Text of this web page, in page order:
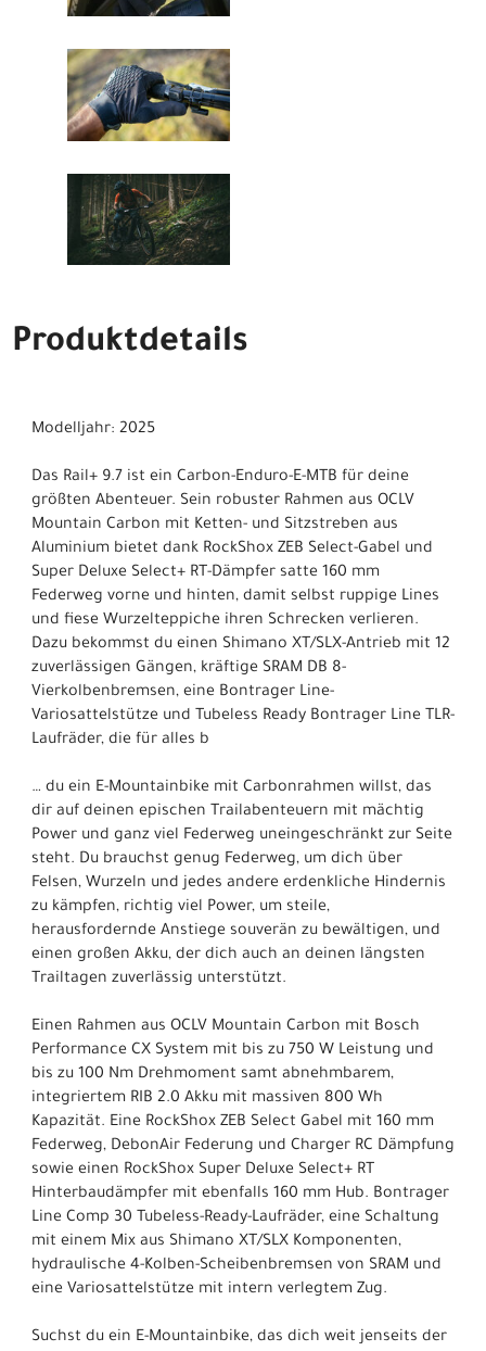
Produktdetails
Modelljahr: 2025
Das Rail+ 9.7 ist ein Carbon-Enduro-E-MTB für deine
größten Abenteuer. Sein robuster Rahmen aus OCLV
Mountain Carbon mit Ketten- und Sitzstreben aus
Aluminium bietet dank RockShox ZEB Select-Gabel und
Super Deluxe Select+ RT-Dämpfer satte 160 mm
Federweg vorne und hinten, damit selbst ruppige Lines
und fiese Wurzelteppiche ihren Schrecken verlieren.
Dazu bekommst du einen Shimano XT/SLX-Antrieb mit 12
zuverlässigen Gängen, kräftige SRAM DB 8-
Vierkolbenbremsen, eine Bontrager Line-
Variosattelstütze und Tubeless Ready Bontrager Line TLR-
Laufräder, die für alles b
… du ein E-Mountainbike mit Carbonrahmen willst, das
dir auf deinen epischen Trailabenteuern mit mächtig
Power und ganz viel Federweg uneingeschränkt zur Seite
steht. Du brauchst genug Federweg, um dich über
Felsen, Wurzeln und jedes andere erdenkliche Hindernis
zu kämpfen, richtig viel Power, um steile,
herausfordernde Anstiege souverän zu bewältigen, und
einen großen Akku, der dich auch an deinen längsten
Trailtagen zuverlässig unterstützt.
Einen Rahmen aus OCLV Mountain Carbon mit Bosch
Performance CX System mit bis zu 750 W Leistung und
bis zu 100 Nm Drehmoment samt abnehmbarem,
integriertem RIB 2.0 Akku mit massiven 800 Wh
Kapazität. Eine RockShox ZEB Select Gabel mit 160 mm
Federweg, DebonAir Federung und Charger RC Dämpfung
sowie einen RockShox Super Deluxe Select+ RT
Hinterbaudämpfer mit ebenfalls 160 mm Hub. Bontrager
Line Comp 30 Tubeless-Ready-Laufräder, eine Schaltung
mit einem Mix aus Shimano XT/SLX Komponenten,
hydraulische 4-Kolben-Scheibenbremsen von SRAM und
eine Variosattelstütze mit intern verlegtem Zug.
Suchst du ein E-Mountainbike, das dich weit jenseits der